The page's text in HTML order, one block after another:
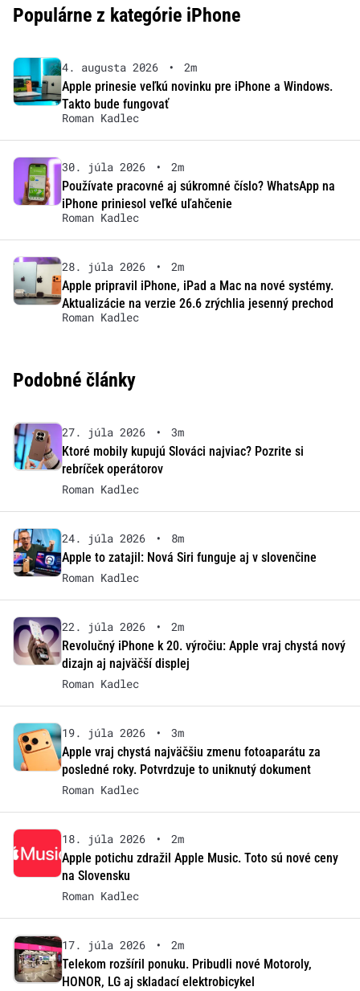
Populárne z kategórie iPhone
4. augusta 2026 •
2m
Apple prinesie veľkú novinku pre iPhone a Windows.
Takto bude fungovať
Roman Kadlec
30. júla 2026 •
2m
Používate pracovné aj súkromné číslo? WhatsApp na
iPhone priniesol veľké uľahčenie
Roman Kadlec
28. júla 2026 •
2m
Apple pripravil iPhone, iPad a Mac na nové systémy.
Aktualizácie na verzie 26.6 zrýchlia jesenný prechod
Roman Kadlec
Podobné články
27. júla 2026 •
3m
Ktoré mobily kupujú Slováci najviac? Pozrite si
rebríček operátorov
Roman Kadlec
24. júla 2026 •
8m
Apple to zatajil: Nová Siri funguje aj v slovenčine
Roman Kadlec
22. júla 2026 •
2m
Revolučný iPhone k 20. výročiu: Apple vraj chystá nový
dizajn aj najväčší displej
Roman Kadlec
19. júla 2026 •
3m
Apple vraj chystá najväčšiu zmenu fotoaparátu za
posledné roky. Potvrdzuje to uniknutý dokument
Roman Kadlec
18. júla 2026 •
2m
Apple potichu zdražil Apple Music. Toto sú nové ceny
na Slovensku
Roman Kadlec
17. júla 2026 •
2m
Telekom rozšíril ponuku. Pribudli nové Motoroly,
HONOR, LG aj skladací elektrobicykel